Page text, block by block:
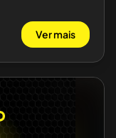
Ver mais